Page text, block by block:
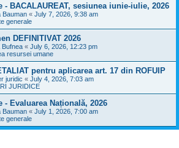
- BACALAUREAT, sesiunea iunie-iulie, 2026
Bauman « July 7, 2026, 9:38 am
generale
DEFINITIVAT 2026
Bufnea « July 6, 2026, 12:23 pm
resursei umane
pentru aplicarea art. 17 din ROFUIP
juridic « July 4, 2026, 7:03 am
JURIDICE
- Evaluarea Națională, 2026
Bauman « July 1, 2026, 7:00 am
generale